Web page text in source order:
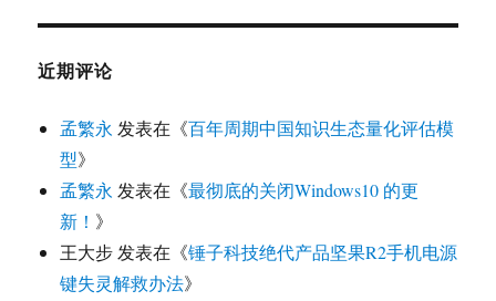
近期评论
孟繁永 发表在《百年周期中国知识生态量化评估模
型》
孟繁永 发表在《最彻底的关闭Windows10 的更
新！ 》
王大步 发表在《锤子科技绝代产品坚果R2手机电源
键失灵解救办法》